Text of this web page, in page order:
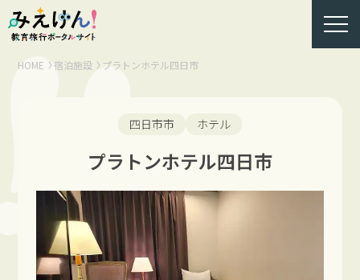
HOME 宿泊施設 プラトンホテル四日市
四日市市 ホテル
プラトンホテル四日市